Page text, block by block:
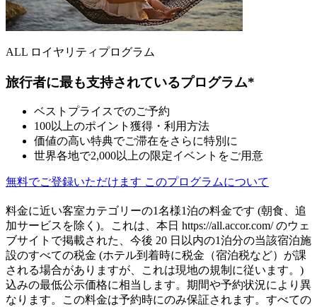
ALL ロイヤリティプログラム
旅行者に最も支持されているプログラム*
ベストプライスでのご予約
100以上のポイント獲得・利用方法
価値の高い特典でご滞在をさらに特別に
世界各地で2,000以上の限定イベントをご用意
無料でご登録いただけます このプログラムについて
料金に近い客室カテゴリーの1名様1泊の料金です (朝食、追
加サービスを除く)。これは、本日 https://all.accor.com/ のウェ
ブサイトで掲載された、今後 20 日以内の1泊分の当該宿泊施
設のすべての税金 (ホテル到着時に税金（宿泊税など）が課
される場合がありますが、これは現地の規制に従います。)
込みの最低公示価格に相当します。期間や予約状況により異
なります。この料金は予約時にのみ保証されます。すべての